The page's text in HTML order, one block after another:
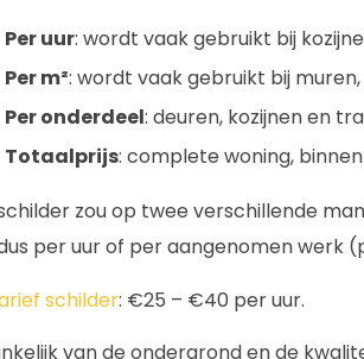
Per uur: wordt vaak gebruikt bij
Per m²: wordt vaak gebruikt bij
Per onderdeel: deuren, kozijnen en
Totaalprijs: complete woning,
zou op twee verschillende
per uur of per aangenomen werk
schilder: €25 – €40 per uur.
van de ondergrond en de